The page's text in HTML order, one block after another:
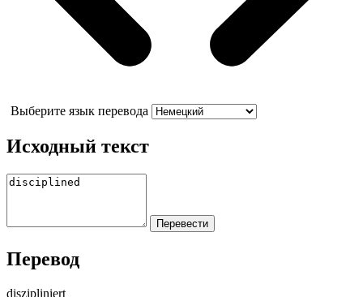
Выберите язык перевода
Исходный текст
Перевод
diszipliniert